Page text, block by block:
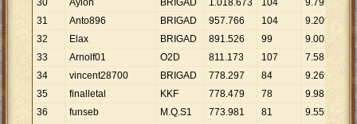
30
Ayion BRIGAD 1.018.673 104 9.795
31
Anto896 BRIGAD 957.766 104 9.209
32
Elax BRIGAD 891.526 99 9.005
33
Arnolf01 O2D 811.173 107 7.581
34
vincent28700 BRIGAD 778.297 84 9.265
35
finalletal KKF 778.479 78 9.981
36
funseb M.Q.S1 773.981 81 9.555